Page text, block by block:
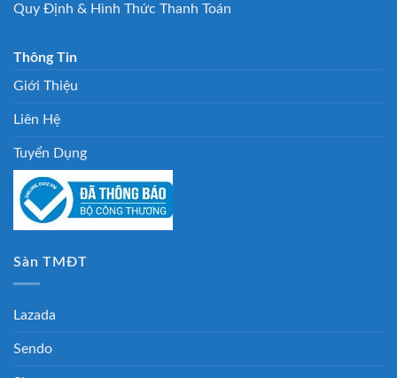
Quy Định & Hình Thức Thanh Toán
Thông Tin
Giới Thiệu
Liên Hệ
Tuyển Dụng
Sàn TMĐT
Lazada
Sendo